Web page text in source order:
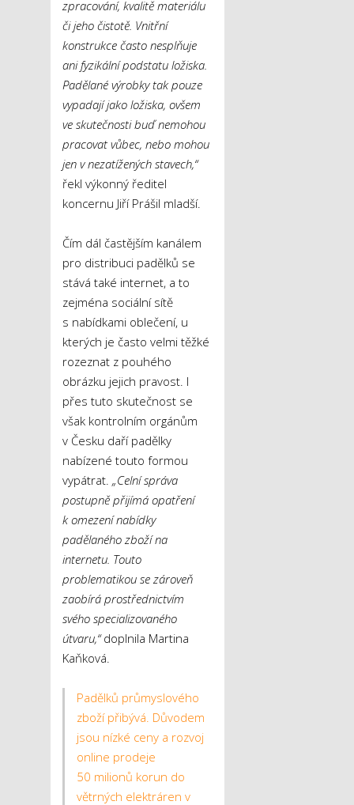
zpracování, kvalitě materiálu
či jeho čistotě. Vnitřní
konstrukce často nesplňuje
ani fyzikální podstatu ložiska.
Padělané výrobky tak pouze
vypadají jako ložiska, ovšem
ve skutečnosti buď nemohou
pracovat vůbec, nebo mohou
jen v nezatížených stavech,“
řekl výkonný ředitel
koncernu Jiří Prášil mladší.
Čím dál častějším kanálem
pro distribuci padělků se
stává také internet, a to
zejména sociální sítě
s nabídkami oblečení, u
kterých je často velmi těžké
rozeznat z pouhého
obrázku jejich pravost. I
přes tuto skutečnost se
však kontrolním orgánům
v Česku daří padělky
nabízené touto formou
vypátrat. „Celní správa
postupně přijímá opatření
k omezení nabídky
padělaného zboží na
internetu. Touto
problematikou se zároveň
zaobírá prostřednictvím
svého specializovaného
útvaru,“doplnila Martina
Kaňková.
Padělků průmyslového
zboží přibývá. Důvodem
jsou nízké ceny a rozvoj
online prodeje
50 milionů korun do
větrných elektráren v